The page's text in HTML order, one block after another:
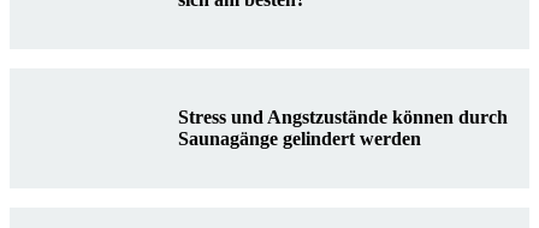
Stress und Angstzustände können durch
Saunagänge gelindert werden